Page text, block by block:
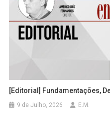
[Editorial] Fundamentações,
9 de Julho, 2026 E.M.